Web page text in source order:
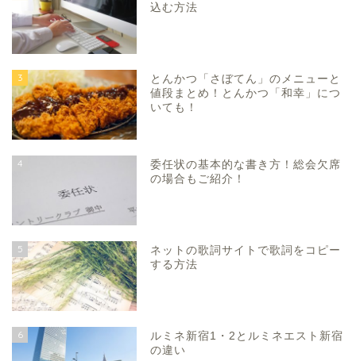
込む方法
3
とんかつ「さぼてん」のメニューと
値段まとめ！とんかつ「和幸」につ
いても！
4
委任状の基本的な書き方！総会欠席
の場合もご紹介！
5
ネットの歌詞サイトで歌詞をコピー
する方法
6
ルミネ新宿1・2とルミネエスト新宿
の違い